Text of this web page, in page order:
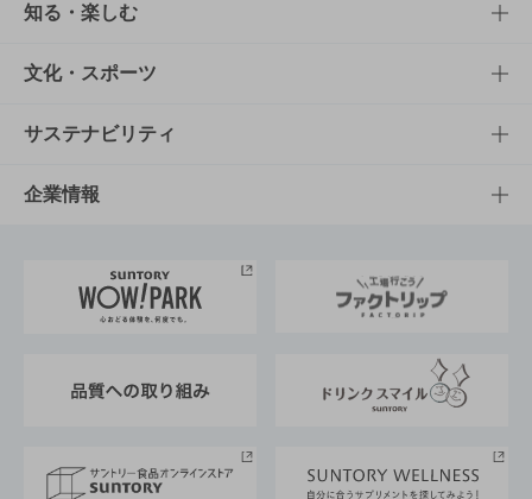
商品TOP
商品一覧
商品発売情報
栄養成分一覧
知る・楽しむ
知る・楽しむTOP
キャンペーン
工場見学
地域情報
文化・スポーツ
文化・スポーツTOP
サントリーホール
サントリーサンバーズ大阪
サステナビリティ
サステナビリティTOP
サントリーが考えるサステナビリティ経営
企業情報
企業概要
採用情報